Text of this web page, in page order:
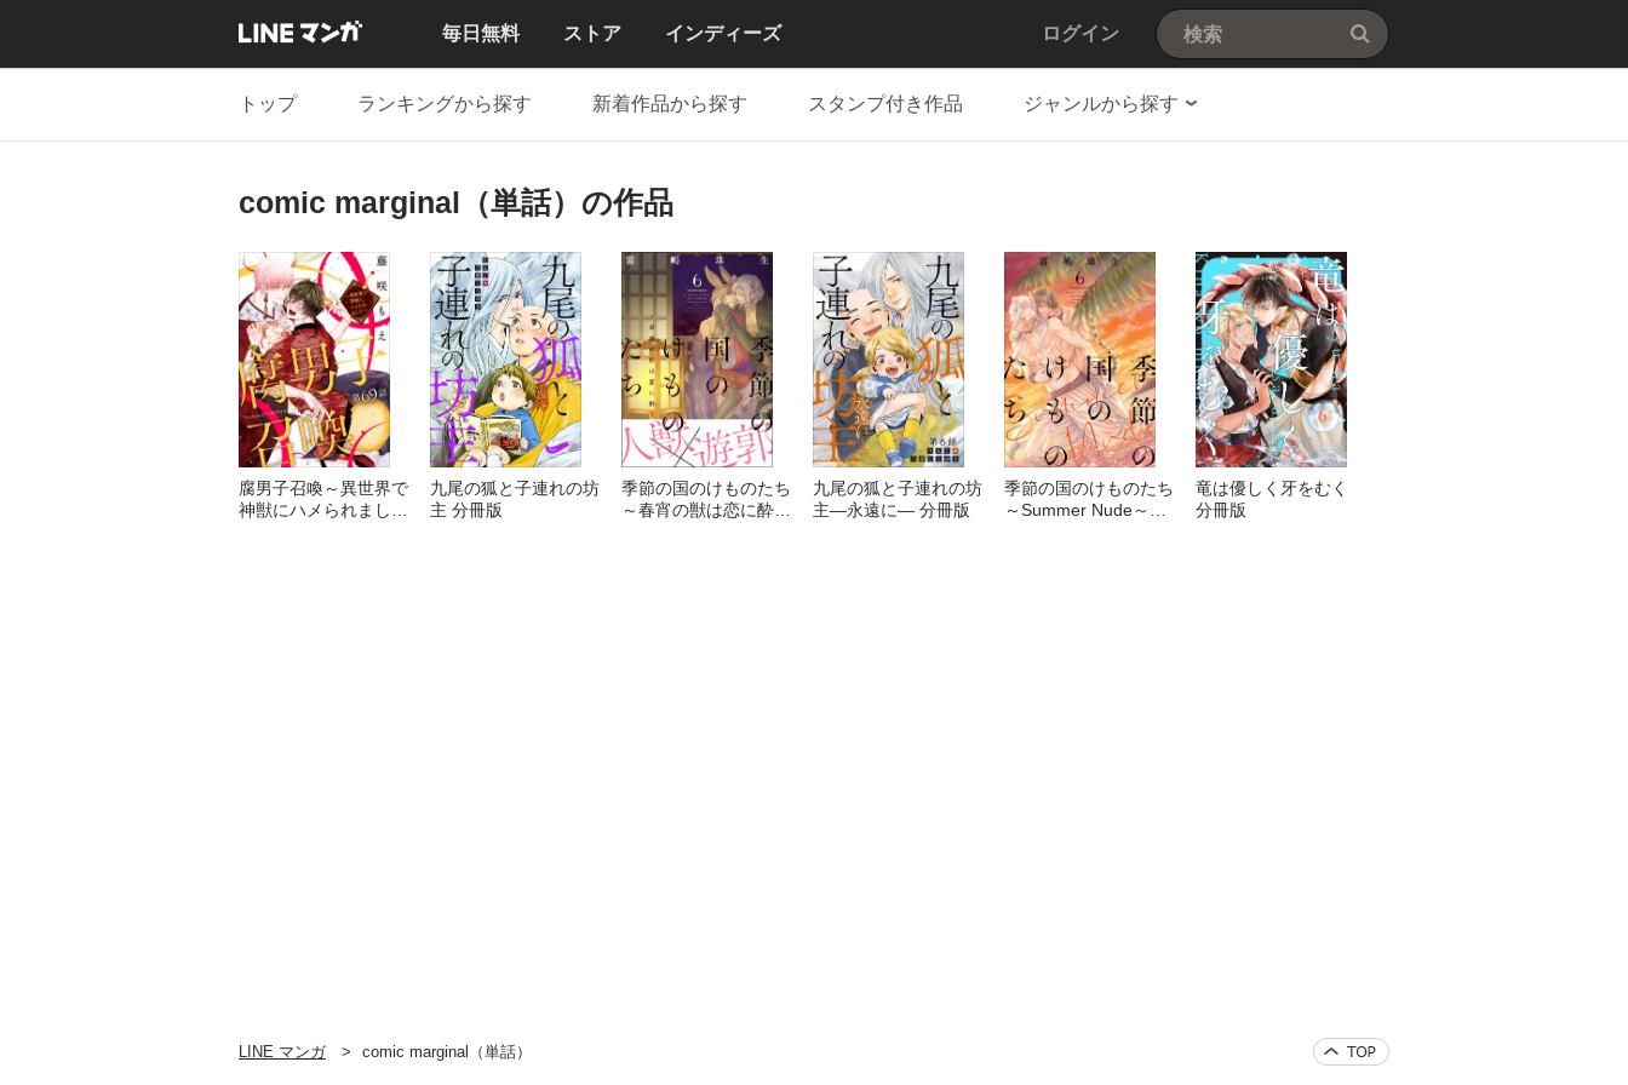
毎日無料 ストア インディーズ ログイン
トップ ランキングから探す 新着作品から探す スタンプ付き作品 ジャンルから探す
comic marginal（単話）の作品
腐男子召喚～異世界で
神獣にハメられました
九尾の狐と子連れの坊
主 分冊版
季節の国のけものたち
～春宵の獣は恋に酔う
九尾の狐と子連れの坊
主―永遠に― 分冊版
季節の国のけものたち
～Summer Nude～
竜は優しく牙をむく
分冊版
LINE マンガ comic marginal（単話）